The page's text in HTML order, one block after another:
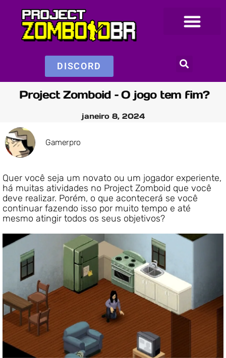
DISCORD
Project Zomboid – O jogo tem fim?
janeiro 8, 2024
Gamerpro
Quer você seja um novato ou um jogador experiente,
há muitas atividades no Project Zomboid que você
deve realizar. Porém, o que acontecerá se você
continuar fazendo isso por muito tempo e até
mesmo atingir todos os seus objetivos?